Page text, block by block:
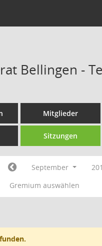
Bellingen -
Mitglieder
Sitzungen
September
Gremium auswählen